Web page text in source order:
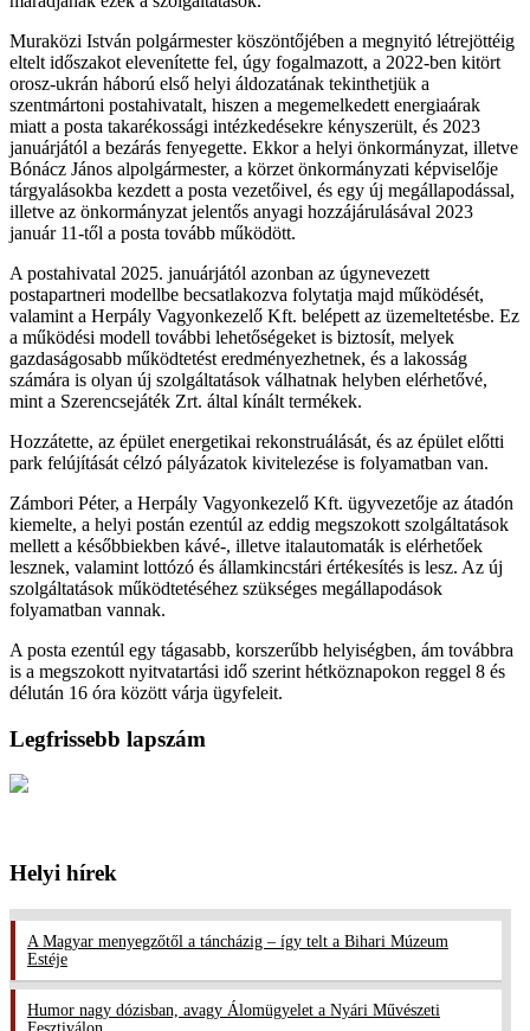
Muraközi István polgármester köszöntőjében a megnyitó létrejöttéig
eltelt időszakot elevenítette fel, úgy fogalmazott, a 2022-ben kitört
orosz-ukrán háború első helyi áldozatának tekinthetjük a
szentmártoni postahivatalt, hiszen a megemelkedett energiaárak
miatt a posta takarékossági intézkedésekre kényszerült, és 2023
januárjától a bezárás fenyegette. Ekkor a helyi önkormányzat, illetve
Bónácz János alpolgármester, a körzet önkormányzati képviselője
tárgyalásokba kezdett a posta vezetőivel, és egy új megállapodással,
illetve az önkormányzat jelentős anyagi hozzájárulásával 2023
január 11-től a posta tovább működött.
A postahivatal 2025. januárjától azonban az úgynevezett
postapartneri modellbe becsatlakozva folytatja majd működését,
valamint a Herpály Vagyonkezelő Kft. belépett az üzemeltetésbe. Ez
a működési modell további lehetőségeket is biztosít, melyek
gazdaságosabb működtetést eredményezhetnek, és a lakosság
számára is olyan új szolgáltatások válhatnak helyben elérhetővé,
mint a Szerencsejáték Zrt. által kínált termékek.
Hozzátette, az épület energetikai rekonstruálását, és az épület előtti
park felújítását célzó pályázatok kivitelezése is folyamatban van.
Zámbori Péter, a Herpály Vagyonkezelő Kft. ügyvezetője az átadón
kiemelte, a helyi postán ezentúl az eddig megszokott szolgáltatások
mellett a későbbiekben kávé-, illetve italautomaták is elérhetőek
lesznek, valamint lottózó és államkincstári értékesítés is lesz. Az új
szolgáltatások működtetéséhez szükséges megállapodások
folyamatban vannak.
A posta ezentúl egy tágasabb, korszerűbb helyiségben, ám továbbra
is a megszokott nyitvatartási idő szerint hétköznapokon reggel 8 és
délután 16 óra között várja ügyfeleit.
Legfrissebb lapszám
Helyi hírek
A Magyar menyegzőtől a táncházig – így telt a Bihari Múzeum
Estéje
Humor nagy dózisban, avagy Álomügyelet a Nyári Művészeti